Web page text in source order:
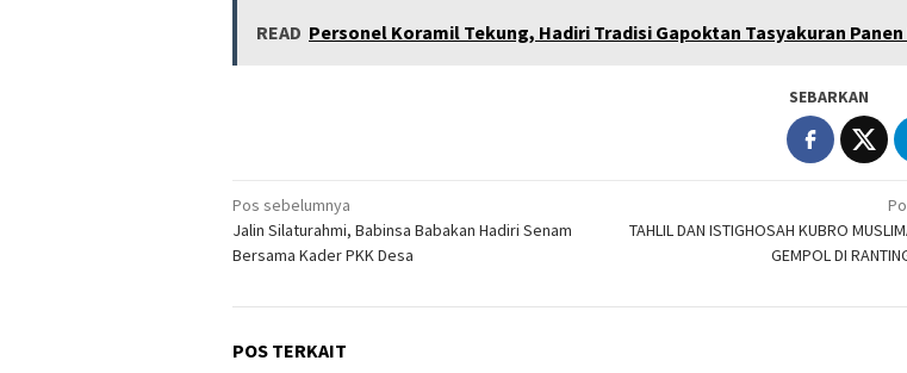
READ Personel Koramil Tekung, Hadiri Tradisi Gapoktan Tasyakuran Panen
SEBARKAN
Navigasi
pos
Pos sebelumnya
Jalin Silaturahmi, Babinsa Babakan Hadiri Senam
Bersama Kader PKK Desa
TAHLIL DAN ISTIGHOSAH KUBRO
GEMPOL DI
POS TERKAIT